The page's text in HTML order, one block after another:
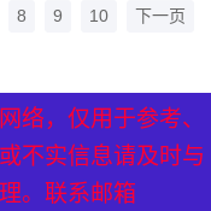
8 9 10
下一页
络，仅用于参考、
不实信息请及时与
。联系邮箱